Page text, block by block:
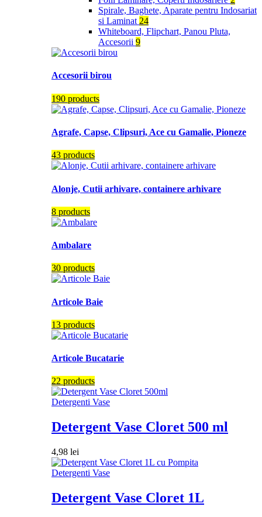
Spirale, Baghete, Aparate pentru Indosariat
si Laminat 24
Whiteboard, Flipchart, Panou Pluta,
Accesorii 9
Accesorii birou
190 products
Agrafe, Capse, Clipsuri, Ace cu Gamalie, Pioneze
43 products
Alonje, Cutii arhivare, containere arhivare
8 products
Ambalare
30 products
Articole Baie
13 products
Articole Bucatarie
22 products
Detergenti Vase
Detergent Vase Cloret 500 ml
4,98 lei
Detergenti Vase
Detergent Vase Cloret 1L